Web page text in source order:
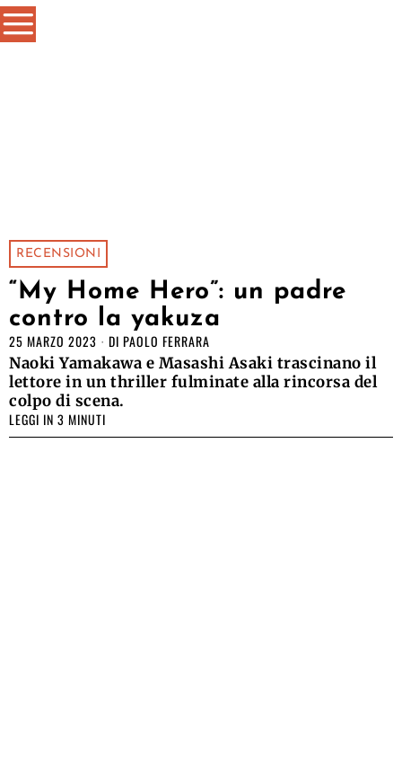
RECENSIONI
“My Home Hero”: un padre
contro la yakuza
25 MARZO 2023 DI PAOLO FERRARA
Naoki Yamakawa e Masashi Asaki trascinano il
lettore in un thriller fulminate alla rincorsa del
colpo di scena.
LEGGI IN 3 MINUTI